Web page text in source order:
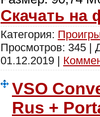
Cкачать на
Категория:
Просмотров: 345 |
01.12.2019 |
VSO
Rus +